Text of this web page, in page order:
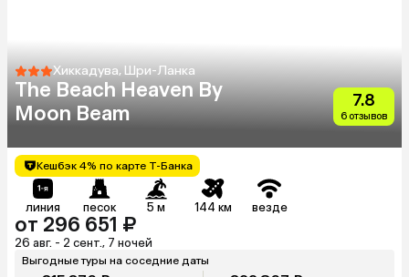
Хиккадува, Шри-Ланка
The Beach Heaven By
Moon Beam
7.8
6 отзывов
Кешбэк 4% по карте Т-Банка
линия песок 5 м 144 км везде
от 296 651 ₽
26 авг. - 2 сент., 7 ночей
Выгодные туры на соседние даты